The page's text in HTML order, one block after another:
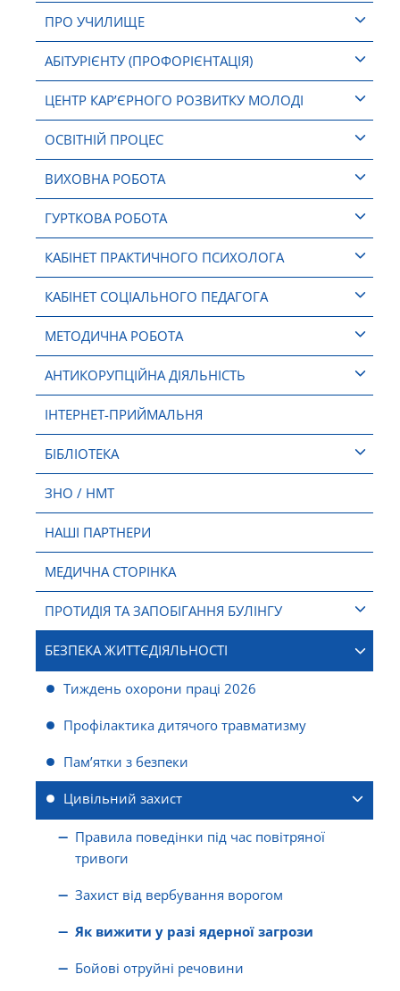
ПРО УЧИЛИЩЕ
АБІТУРІЄНТУ (ПРОФОРІЄНТАЦІЯ)
ЦЕНТР КАР’ЄРНОГО РОЗВИТКУ МОЛОДІ
ОСВІТНІЙ ПРОЦЕС
ВИХОВНА РОБОТА
ГУРТКОВА РОБОТА
КАБІНЕТ ПРАКТИЧНОГО ПСИХОЛОГА
КАБІНЕТ СОЦІАЛЬНОГО ПЕДАГОГА
МЕТОДИЧНА РОБОТА
АНТИКОРУПЦІЙНА ДІЯЛЬНІСТЬ
ІНТЕРНЕТ-ПРИЙМАЛЬНЯ
БІБЛІОТЕКА
ЗНО / НМТ
НАШІ ПАРТНЕРИ
МЕДИЧНА СТОРІНКА
ПРОТИДІЯ ТА ЗАПОБІГАННЯ БУЛІНГУ
БЕЗПЕКА ЖИТТЄДІЯЛЬНОСТІ
Тиждень охорони праці 2026
Профілактика дитячого травматизму
Пам’ятки з безпеки
Цивільний захист
Правила поведінки під час повітряної
тривоги
Захист від вербування ворогом
Як вижити у разі ядерної загрози
Бойові отруйні речовини